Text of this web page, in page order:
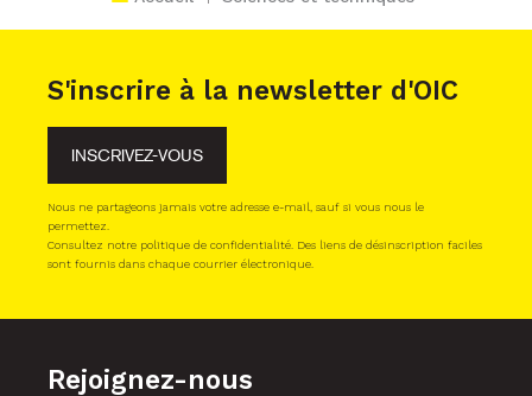
S'inscrire à la newsletter d'OIC
INSCRIVEZ-VOUS
Nous ne partageons jamais votre adresse e-mail, sauf si vous nous le
permettez.
Consultez notre politique de confidentialité. Des liens de désinscription faciles
sont fournis dans chaque courrier électronique.
Rejoignez-nous